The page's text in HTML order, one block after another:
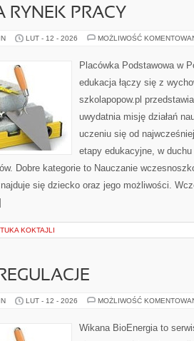
RYNEK PRACY
LUT - 12 - 2026 MOŻLIWOŚĆ
Placówka Podstawowa w
edukacja łączy się z
szkolapopow.pl
uwydatnia misję działań
uczeniu się od
etapy edukacyjne, w
Dobre kategorie to Nauczanie
się dziecko oraz jego możliwości.
KOKTAJLI
LUT - 12 - 2026 MOŻLIWOŚĆ
Wikana BioEnergia to